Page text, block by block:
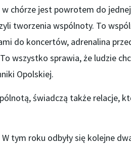
chórze jest powrotem do
tworzenia wspólnoty. To
do koncertów, adrenalina
wszystko sprawia, że ludzie
Opolskiej.
świadczą także relacje,
tym roku odbyły się kolejne